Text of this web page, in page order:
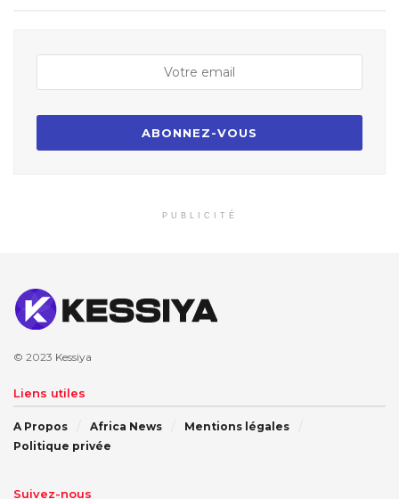
PUBLICITÉ
© 2023 Kessiya
Liens utiles
A Propos Africa News
Mentions légales
Politique privée
Suivez-nous